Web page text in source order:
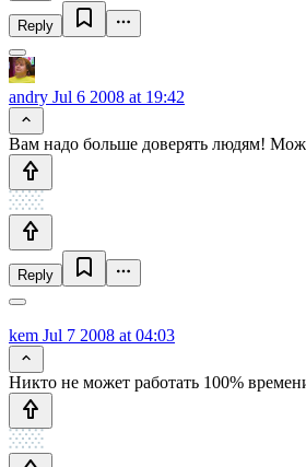
Reply
andry Jul 6 2008 at 19:42
Вам надо больше доверять людям!
Reply
kem Jul 7 2008 at 04:03
Никто не может работать 100%